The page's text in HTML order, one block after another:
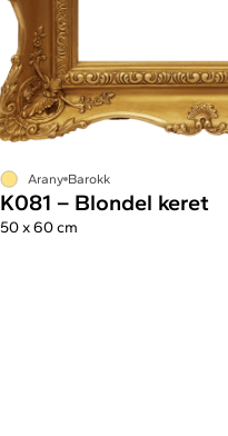
Arany Barokk
K081 – Blondel keret
50 x 60 cm